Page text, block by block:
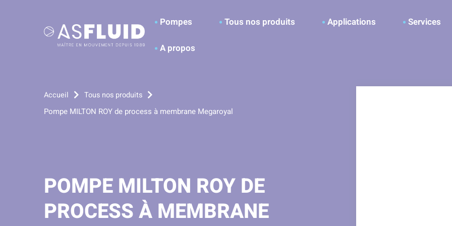
Pompes
Tous nos produits Applications Services
A propos
Accueil Tous nos produits
Pompe MILTON ROY de process à membrane Megaroyal
POMPE MILTON ROY DE
PROCESS À MEMBRANE